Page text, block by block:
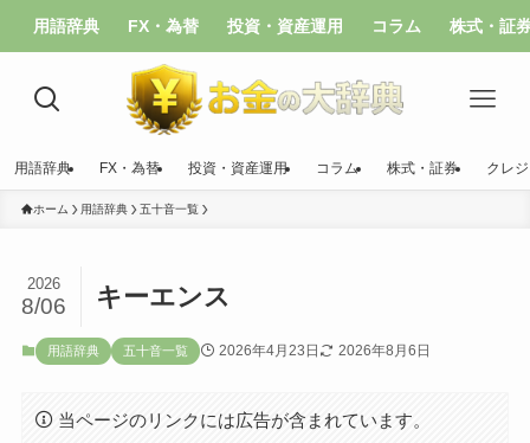
用語辞典 FX・為替 投資・資産運用 コラム 株式・証
用語辞典 FX・為替 投資・資産運用 コラム 株式・証券 クレ
ホーム 用語辞典 五十音一覧
キーエンス
2026
8/06
用語辞典 五十音一覧 2026年4月23日 2026年8月6日
当ページのリンクには広告が含まれています。